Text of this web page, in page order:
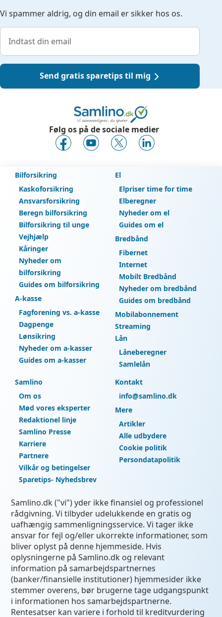
Vi spammer aldrig, og din email er sikker hos os.
Send gratis sparetips til mig
Følg os på de sociale medier
Bilforsikring
Kaskoforsikring
Ansvarsforsikring
Beregn bilforsikring
Bilforsikring til unge
Vejhjælp
Kåringer
Nyheder om
bilforsikring
Guides om bilforsikring
A-kasse
Fagforening vs. a-kasse
Dagpenge
Lønsikring
Nyheder om a-kasser
Guides om a-kasser
El
Elpriser time for time
Elberegner
Nyheder om el
Guides om el
Bredbånd
Fibernet
Internet
Mobilt Bredbånd
Nyheder om bredbånd
Guides om bredbånd
Mobilabonnement
Streaming
Lån
Låneberegner
Samlelån
Samlino
Om os
Mød vores eksperter
Redaktionel linje
Samlino Presse
Karriere
Partnere
Vilkår og betingelser
Sparetips- Nyhedsbrev
Kontakt
info@samlino.dk
Mere
Artikler
Alle udbydere
Cookie politik
Persondatapolitik
Samlino.dk ("vi") yder ikke finansiel og professionel
rådgivning. Vi tilbyder udelukkende en gratis og
uafhængig sammenligningsservice. Vi tager ikke
ansvar for fejl og/eller ukorrekte informationer, som
bliver oplyst på denne hjemmeside. Hvis
oplysningerne på Samlino.dk og relevant
information på samarbejdspartnernes
(banker/finansielle institutioner) hjemmesider ikke
stemmer overens, bør brugerne tage udgangspunkt
i informationen hos samarbejdspartnerne.
Rentesatser kan variere i forhold til kreditvurdering